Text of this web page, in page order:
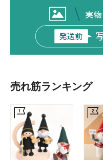
売れ筋ランキング